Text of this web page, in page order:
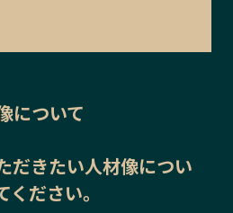
について
だきたい人材像につい
ださい。